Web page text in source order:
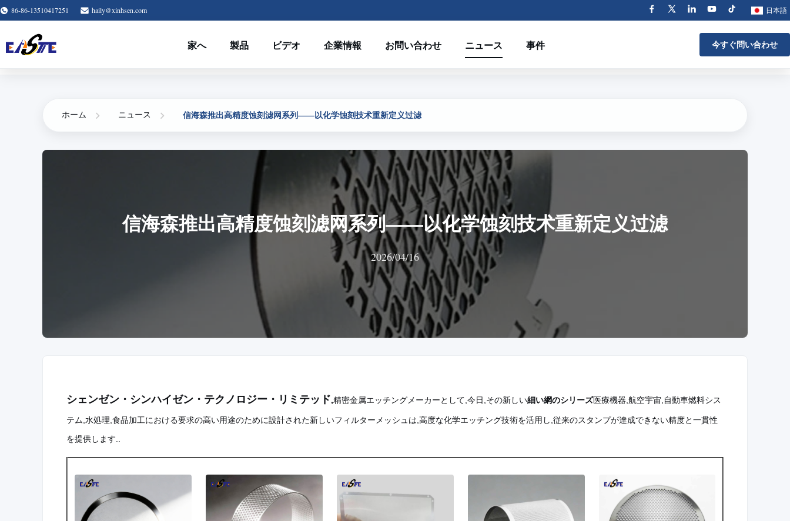
86-86-13510417251 haily@xinhsen.com 日本語
家へ 製品 ビデオ 企業情報 お問い合わせ ニュース 事件 今すぐ問い合わせ
ホーム ニュース 信海森推出高精度蚀刻滤网系列——以化学蚀刻技术重新定义过滤
信海森推出高精度蚀刻滤网系列——以化学蚀刻技术重新定义过滤
2026/04/16
シェンゼン・シンハイゼン・テクノロジー・リミテッド,精密金属エッチングメーカーとして,今日,その新しい細い網のシリーズ医療機器,航空宇宙,自動車燃料シス
テム,水処理,食品加工における要求の高い用途のために設計された新しいフィルターメッシュは,高度な化学エッチング技術を活用し,従来のスタンプが達成できない精度と一貫性
を提供します..